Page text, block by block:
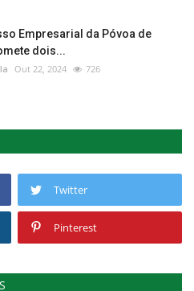
Empresarial da Póvoa de
dois...
Out 22, 2024 726
Twitter
Pinterest